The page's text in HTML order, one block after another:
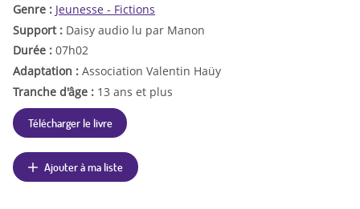
Genre : Jeunesse - Fictions
Support : Daisy audio lu par Manon
Durée : 07h02
Adaptation : Association Valentin Haüy
Tranche d'âge : 13 ans et plus
Télécharger le livre
Ajouter à ma liste